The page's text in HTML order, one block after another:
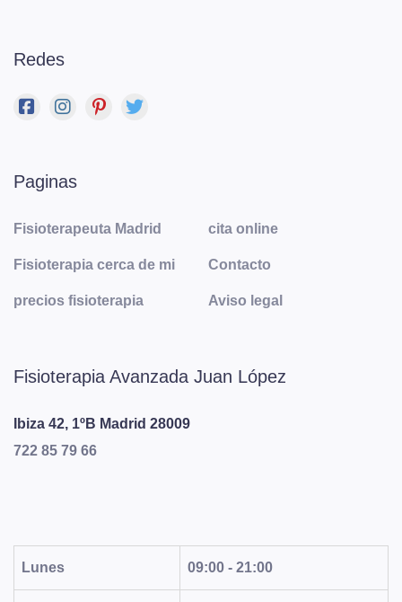
Redes
Paginas
Fisioterapeuta Madrid
Fisioterapia cerca de mi
precios fisioterapia
cita online
Contacto
Aviso legal
Fisioterapia Avanzada Juan López
Ibiza 42, 1ºB Madrid 28009
722 85 79 66
Lunes 09:00 - 21:00